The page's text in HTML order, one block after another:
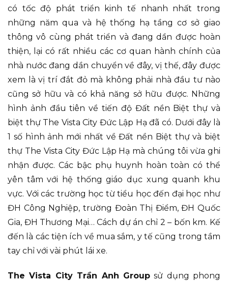
có tốc độ phát triển kinh tế nhanh nhất trong
những năm qua và hệ thống hạ tầng cơ sở giao
thông vô cùng phát triển và đang dần được hoàn
thiện, lại có rất nhiều các cơ quan hành chính của
nhà nước đang dần chuyển về đây, vị thế, đây được
xem là vị trí đắt đỏ mà không phải nhà đầu tư nào
cũng sở hữu và có khả năng sở hữu được. Những
hình ảnh đầu tiên về tiến độ Đất nền Biệt thự và
biệt thự The Vista City Đức Lập Hạ đã có. Dưới đây là
1 số hình ảnh mới nhất về Đất nền Biệt thự và biệt
thự The Vista City Đức Lập Hạ mà chúng tôi vừa ghi
nhận được. Các bậc phụ huynh hoàn toàn có thể
yên tâm với hệ thống giáo dục xung quanh khu
vực. Với các trường học từ tiểu học đến đại học như
ĐH Công Nghiệp, trường Đoàn Thị Điểm, ĐH Quốc
Gia, ĐH Thương Mại… Cách dự án chỉ 2 – bốn km. Kế
đến là các tiện ích về mua sắm, y tế cũng trong tầm
tay chỉ với vài phút lái xe.
The Vista City Trần Anh Groupsử dụng phong